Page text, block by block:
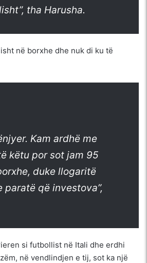
tha Harusha.
në borxhe dhe nuk di ku të
Kam ardhë me
këtu por sot jam 95
duke llogaritë
paratë që investova”,
si futbollist në Itali dhe erdhi
në vendlindjen e tij, sot ka një